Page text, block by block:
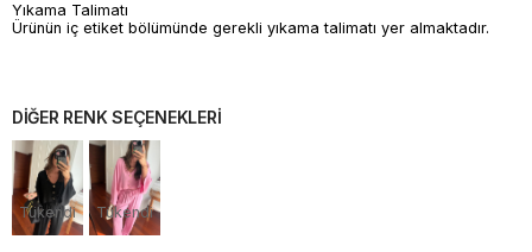
Yıkama Talimatı
Ürünün iç etiket bölümünde gerekli yıkama talimatı yer almaktadır.
DİĞER RENK SEÇENEKLERİ
Tükendi Tükendi